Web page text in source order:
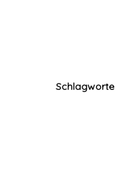
Schlagworte